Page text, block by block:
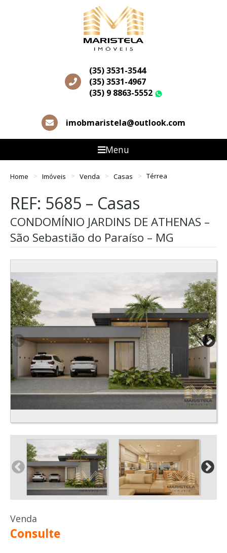
(35) 3531-3544
(35) 3531-4967
(35) 9 8863-5552
imobmaristela@outlook.com
Menu
Home Imóveis Venda Casas Térrea
REF: 5685 – Casas
CONDOMÍNIO JARDINS DE ATHENAS –
São Sebastião do Paraíso – MG
Venda
Consulte